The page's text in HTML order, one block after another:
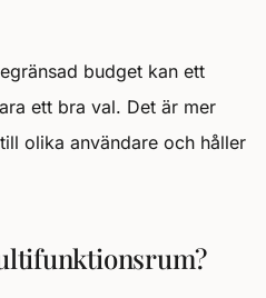
budget kan ett
ett bra val. Det är mer
olika användare och håller